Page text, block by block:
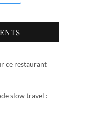
ce restaurant
slow travel :